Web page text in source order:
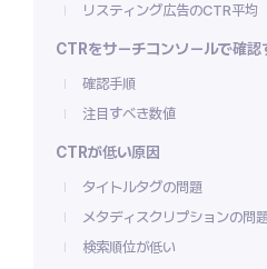
リスティング広告のCTR平均
CTRをサーチコンソールで確認
確認手順
注目すべき数値
CTRが低い原因
タイトルタグの問題
メタディスクリプションの問
検索順位が低い